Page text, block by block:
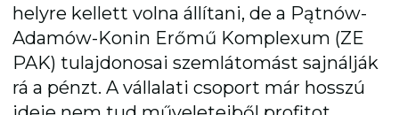
helyre kellett volna állítani, de a Pątnów-
Adamów-Konin Erőmű Komplexum (ZE
PAK) tulajdonosai szemlátomást sajnálják
rá a pénzt. A vállalati csoport már hosszú